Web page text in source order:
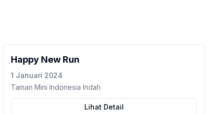
Happy New Run
1 Januari 2024
Taman Mini Indonesia Indah
Lihat Detail